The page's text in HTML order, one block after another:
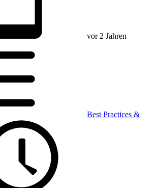
vor 2 Jahren
Best Practices &